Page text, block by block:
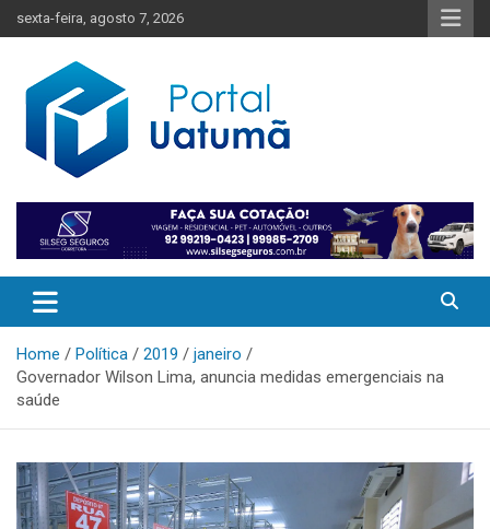
to
sexta-feira, agosto 7, 2026
Portal Uatumã
Home Política 2019
janeiro
Governador Wilson Lima, anuncia medidas emergenciais na
saúde